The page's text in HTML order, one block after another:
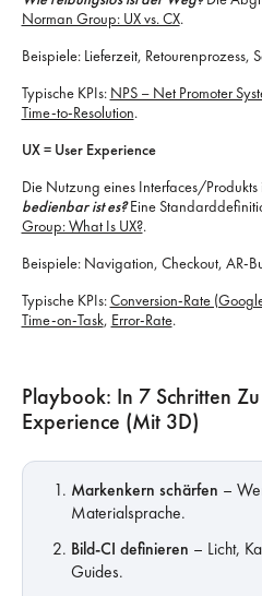
Norman Group: UX vs. CX.
Beispiele: Lieferzeit, Retourenprozess,
Typische KPIs: NPS – Net Promoter
Time-to-Resolution.
UX = User Experience
Die Nutzung eines Interfaces/Produkts
bedienbar ist es?Eine
Group: What Is UX?.
Beispiele: Navigation, Checkout, AR-
Typische KPIs:Conversion-Rate
Time-on-Task, Error-Rate.
Playbook: In 7 Schritten
Experience (mit 3D)
Markenkern schärfen –
Materialsprache.
Bild-CI definieren – Licht,
Guides.